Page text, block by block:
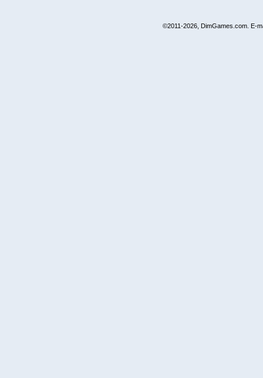
©2011-2026, DimGames.com. E-